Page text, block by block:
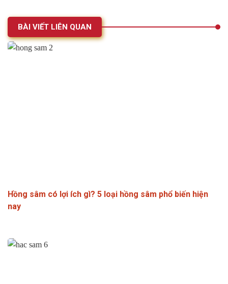
BÀI VIẾT LIÊN QUAN
Hồng sâm có lợi ích gì? 5 loại hồng sâm phổ biến hiện
nay